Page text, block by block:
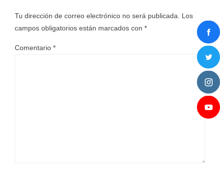
Tu dirección de correo electrónico no será publicada.
Los
campos obligatorios están marcados con *
Comentario *